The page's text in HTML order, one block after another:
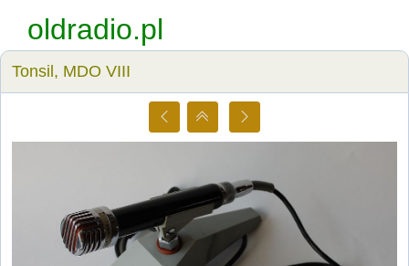
oldradio.pl
Tonsil, MDO VIII